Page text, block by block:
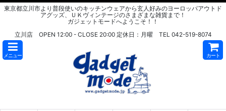
東京都立川市より普段使いのキッチンウェアから玄人好みのヨーロッパアウトド
アグッズ、ＵＫヴィンテージのさまざまな雑貨まで！
ガジェットモードへようこそ！！
立川店 OPEN 12:00 - CLOSE 20:00 定休日：月曜 TEL 042-519-8074
メニュー カート